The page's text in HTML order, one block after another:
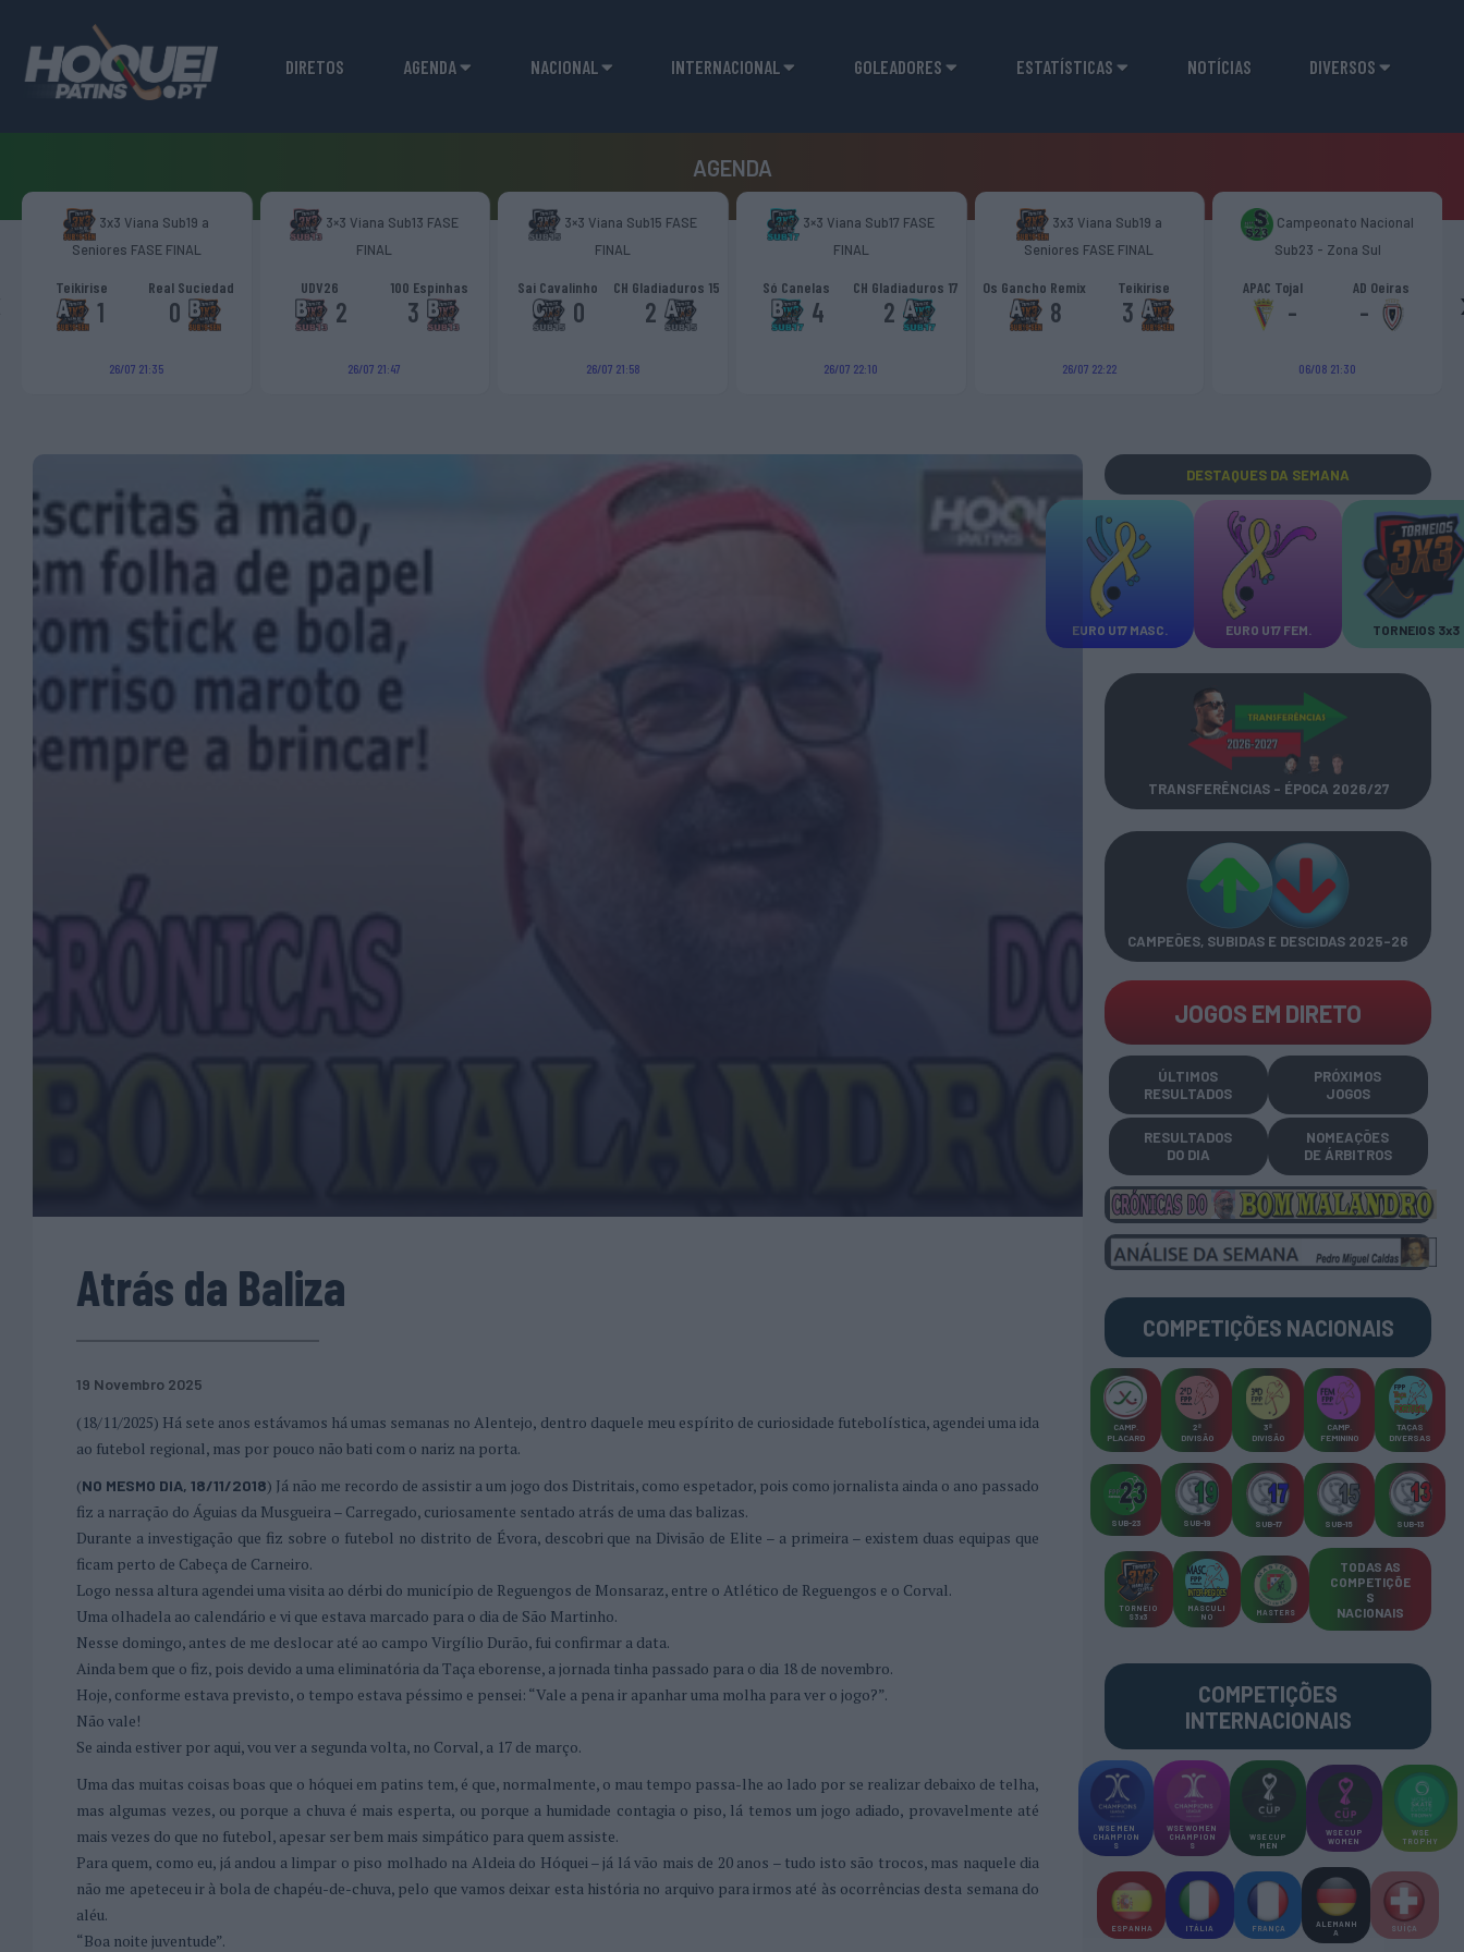
DIRETOS AGENDA NACIONAL INTERNACIONAL GOLEADORES ESTATÍSTICAS NOTÍCIAS DIVERSOS
AGENDA
3x3 Viana Sub19 a
Seniores FASE FINAL
Teikirise
1
Real Suciedad
0
26/07 21:35
3×3 Viana Sub13 FASE
FINAL
UDV26
2
100 Espinhas
3
26/07 21:47
3×3 Viana Sub15 FASE
FINAL
Sai Cavalinho
0
CH Gladiaduros 15
2
26/07 21:58
3×3 Viana Sub17 FASE
FINAL
Só Canelas
4
CH Gladiaduros 17
2
26/07 22:10
3x3 Viana Sub19 a
Seniores FASE FINAL
Os Gancho Remix
8
Teikirise
3
26/07 22:22
Campeonato Nacional
Sub23 - Zona Sul
APAC Tojal
-
AD Oeiras
-
06/08 21:30
Atrás da Baliza
19 Novembro 2025
(18/11/2025) Há sete anos estávamos há umas semanas no Alentejo, dentro daquele meu espírito de curiosidade futebolística, agendei uma ida
ao futebol regional, mas por pouco não bati com o nariz na porta.
(NO MESMO DIA, 18/11/2018) Já não me recordo de assistir a um jogo dos Distritais, como espetador, pois como jornalista ainda o ano passado
fiz a narração do Águias da Musgueira – Carregado, curiosamente sentado atrás de uma das balizas.
Durante a investigação que fiz sobre o futebol no distrito de Évora, descobri que na Divisão de Elite – a primeira – existem duas equipas que
ficam perto de Cabeça de Carneiro.
Logo nessa altura agendei uma visita ao dérbi do município de Reguengos de Monsaraz, entre o Atlético de Reguengos e o Corval.
Uma olhadela ao calendário e vi que estava marcado para o dia de São Martinho.
Nesse domingo, antes de me deslocar até ao campo Virgílio Durão, fui confirmar a data.
Ainda bem que o fiz, pois devido a uma eliminatória da Taça eborense, a jornada tinha passado para o dia 18 de novembro.
Hoje, conforme estava previsto, o tempo estava péssimo e pensei: “Vale a pena ir apanhar uma molha para ver o jogo?”.
Não vale!
Se ainda estiver por aqui, vou ver a segunda volta, no Corval, a 17 de março.
Uma das muitas coisas boas que o hóquei em patins tem, é que, normalmente, o mau tempo passa-lhe ao lado por se realizar debaixo de telha,
mas algumas vezes, ou porque a chuva é mais esperta, ou porque a humidade contagia o piso, lá temos um jogo adiado, provavelmente até
mais vezes do que no futebol, apesar ser bem mais simpático para quem assiste.
Para quem, como eu, já andou a limpar o piso molhado na Aldeia do Hóquei – já lá vão mais de 20 anos – tudo isto são trocos, mas naquele dia
não me apeteceu ir à bola de chapéu-de-chuva, pelo que vamos deixar esta história no arquivo para irmos até às ocorrências desta semana do
aléu.
“Boa noite juventude”.
DESTAQUES DA SEMANA
EURO U17 MASC. EURO U17 FEM. TORNEIOS 3x3
TRANSFERÊNCIAS - ÉPOCA 2026/27
CAMPEÕES, SUBIDAS E DESCIDAS 2025-26
JOGOS EM DIRETO
ÚLTIMOS
RESULTADOS
PRÓXIMOS
JOGOS
RESULTADOS
DO DIA
NOMEAÇÕES
DE ÁRBITROS
COMPETIÇÕES NACIONAIS
CAMP.
PLACARD
2ª
DIVISÃO
3ª
DIVISÃO
CAMP.
FEMININO
TAÇAS
DIVERSAS
SUB-23 SUB-19 SUB-17 SUB-15 SUB-13
TORNEIO
S 3x3
MASCULI
NO
MASTERS
TODAS AS
COMPETIÇÕE
S
NACIONAIS
COMPETIÇÕES
INTERNACIONAIS
WSE MEN
CHAMPION
S
WSE WOMEN
CHAMPION
S
WSE CUP
MEN
WSE CUP
WOMEN
WSE
TROPHY
ESPANHA ITÁLIA FRANÇA
ALEMANH
A
SUÍÇA